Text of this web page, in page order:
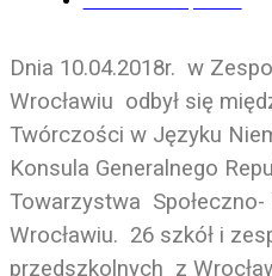
Dnia 10.04.2018r. w
Wrocławiu odbył się
Twórczości w Języku
Konsula Generalnego
Towarzystwa
Wrocławiu. 26 szkół i
przedszkolnych z